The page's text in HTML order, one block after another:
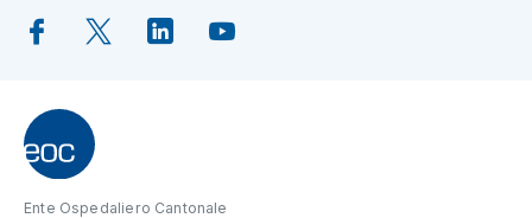
Ente Ospedaliero Cantonale